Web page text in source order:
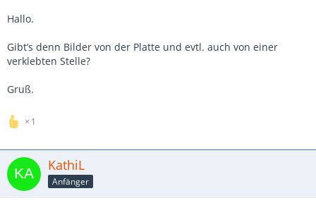
Hallo.
Gibt’s denn Bilder von der Platte und evtl. auch von einer
verklebten Stelle?
Gruß.
1
KathiL
Anfänger